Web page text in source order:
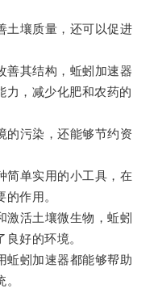
壤质量，还可以促进
其结构，蚯蚓加速器
力，减少化肥和农药的
污染，还能够节约资
单实用的小工具，在
作用。
活土壤微生物，蚯蚓
好的环境。
蚓加速器都能够帮助